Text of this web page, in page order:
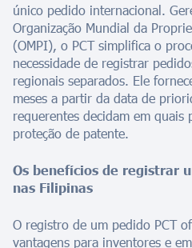
único pedido internacional.
Organização Mundial da
(OMPI), o PCT simplifica o
necessidade de registrar
regionais separados. Ele
meses a partir da data de
requerentes decidam em quais
proteção de patente.
Os benefícios de registrar
nas Filipinas
O registro de um pedido PCT
vantagens para inventores e